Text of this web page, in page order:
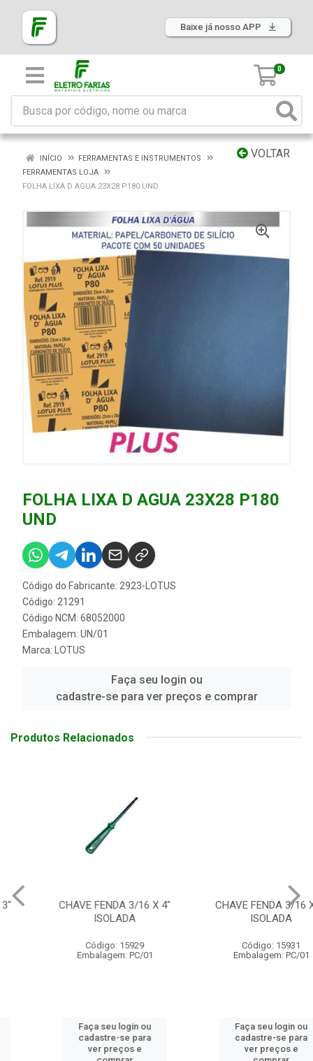
Baixe já nosso APP
0
VOLTAR
INÍCIO
FERRAMENTAS E INSTRUMENTOS
FERRAMENTAS LOJA
FOLHA LIXA D AGUA 23X28 P180 UND
FOLHA LIXA D AGUA 23X28 P180
UND
Código do Fabricante: 2923-LOTUS
Código: 21291
Código NCM: 68052000
Embalagem: UN/01
Marca: LOTUS
Faça seu login ou
cadastre-se para ver preços e comprar
Produtos Relacionados
CHAVE FENDA 3/16 X 4"
ISOLADA
Código: 15929
Embalagem: PC/01
Faça seu login ou
cadastre-se para
ver preços e
CHAVE FENDA 3/16 X 6"
ISOLADA
Código: 15931
Embalagem: PC/01
Faça seu login ou
cadastre-se para
ver preços e